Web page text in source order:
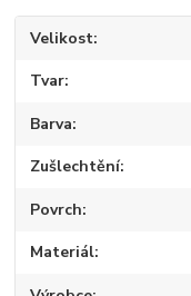
Velikost
Tvar
Barva
Zušlechtění
Povrch
Materiál